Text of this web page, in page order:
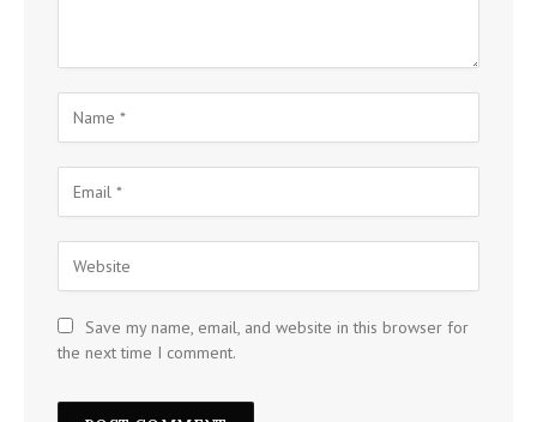
Save my name, email, and website in this browser for
the next time I comment.